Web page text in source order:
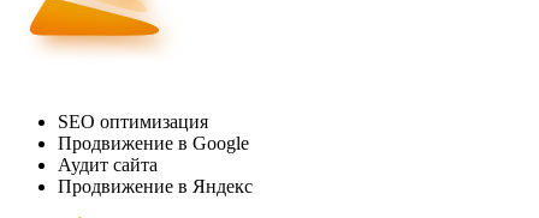
SEO оптимизация
Продвижение в Google
Аудит сайта
Продвижение в Яндекс